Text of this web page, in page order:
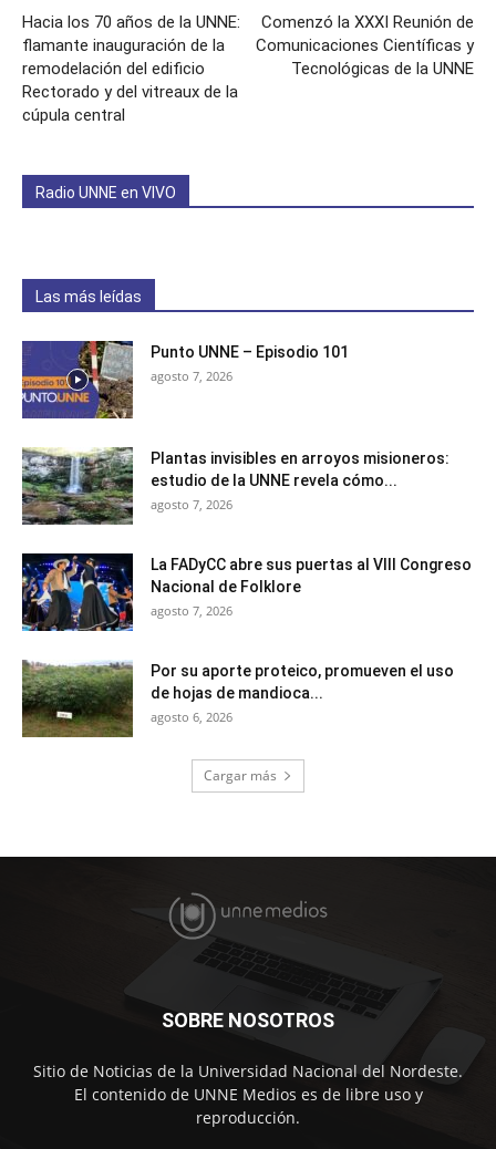
Hacia los 70 años de la UNNE:
flamante inauguración de la
remodelación del edificio
Rectorado y del vitreaux de la
cúpula central
Comenzó la XXXI Reunión de
Comunicaciones Científicas y
Tecnológicas de la UNNE
Radio UNNE en VIVO
Las más leídas
Punto UNNE – Episodio 101
agosto 7, 2026
Plantas invisibles en arroyos misioneros:
estudio de la UNNE revela cómo...
agosto 7, 2026
La FADyCC abre sus puertas al VIII Congreso
Nacional de Folklore
agosto 7, 2026
Por su aporte proteico, promueven el uso
de hojas de mandioca...
agosto 6, 2026
Cargar más
SOBRE NOSOTROS
Sitio de Noticias de la Universidad Nacional del Nordeste.
El contenido de UNNE Medios es de libre uso y
reproducción.